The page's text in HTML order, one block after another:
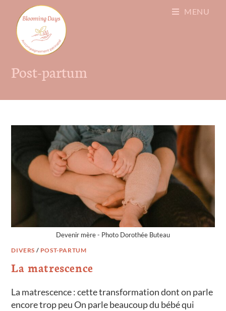
MENU
Post-partum
Devenir mère - Photo Dorothée Buteau
DIVERS / POST-PARTUM
La matrescence
La matrescence : cette transformation dont on parle
encore trop peu On parle beaucoup du bébé qui